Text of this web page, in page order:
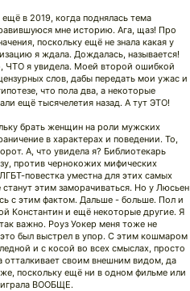
в 2019, когда поднялась тема
мне историю. Ага, щаз! Про
поскольку ещё не знала какая у
я ждала. Дождалась, называется!
ЧТО я увидела. Моей второй ошибкой
слов, дабы передать мои ужас и
что пола два, а некоторые
ещё тысячелетия назад. А тут ЭТО!
брать женщин на роли мужских
в характерах и поведении. То,
А, что увидела я? Библиотекарь
против чернокожих мифических
повестка уместна для этих самых
этим заморачиваться. Но у Люсьен
с этим фактом. Дальше - больше. Пол и
Константин и ещё некоторые другие. Я
важно. Роуз Уокер меня тоже не
был выстрел в упор. С этим кошмаром
и с косой во всех смыслах, просто
отталкивает своим внешним видом, да
поскольку ещё ни в одном фильме или
ВООБЩЕ.